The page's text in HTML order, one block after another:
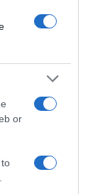
or
Pinterest
bejegyzés